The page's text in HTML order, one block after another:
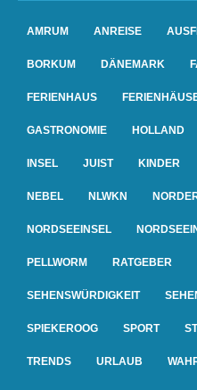
AMRUM ANREISE
BORKUM DÄNEMARK
FERIENHAUS
GASTRONOMIE HOLLAND
INSEL JUIST KINDER
NEBEL NLWKN
NORDSEEINSEL
PELLWORM RATGEBER
SEHENSWÜRDIGKEIT
SPIEKEROOG SPORT
TRENDS URLAUB